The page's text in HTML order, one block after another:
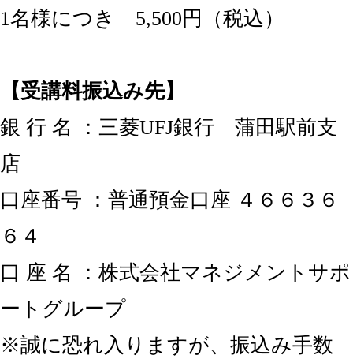
1名様につき 5,500円（税込）
【受講料振込み先】
銀 行 名 ：三菱UFJ銀行 蒲田駅前支
店
口座番号 ：普通預金口座 ４６６３６
６４
口 座 名 ：株式会社マネジメントサポ
ートグループ
※誠に恐れ入りますが、振込み手数